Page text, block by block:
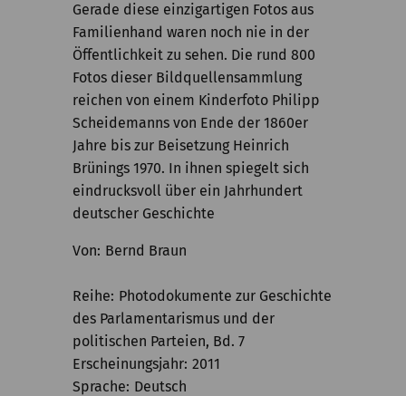
Gerade diese einzigartigen Fotos aus
Familienhand waren noch nie in der
Öffentlichkeit zu sehen. Die rund 800
Fotos dieser Bildquellensammlung
reichen von einem Kinderfoto Philipp
Scheidemanns von Ende der 1860er
Jahre bis zur Beisetzung Heinrich
Brünings 1970. In ihnen spiegelt sich
eindrucksvoll über ein Jahrhundert
deutscher Geschichte
Von Bernd Braun
Reihe Photodokumente zur Geschichte
des Parlamentarismus und der
politischen Parteien, Bd. 7
Erscheinungsjahr 2011
Sprache Deutsch